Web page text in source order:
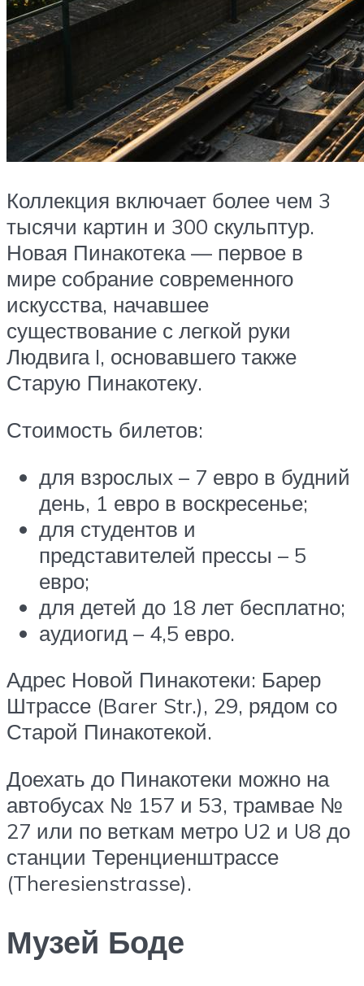
Коллекция включает более чем 3
тысячи картин и 300 скульптур.
Новая Пинакотека — первое в
мире собрание современного
искусства, начавшее
существование с легкой руки
Людвига I, основавшего также
Старую Пинакотеку.
Стоимость билетов:
для взрослых – 7 евро в будний
день, 1 евро в воскресенье;
для студентов и
представителей прессы – 5
евро;
для детей до 18 лет бесплатно;
аудиогид – 4,5 евро.
Адрес Новой Пинакотеки: Барер
Штрассе (Barer Str.), 29, рядом со
Старой Пинакотекой.
Доехать до Пинакотеки можно на
автобусах № 157 и 53, трамвае №
27 или по веткам метро U2 и U8 до
станции Теренциенштрассе
(Theresienstrasse).
Музей Боде